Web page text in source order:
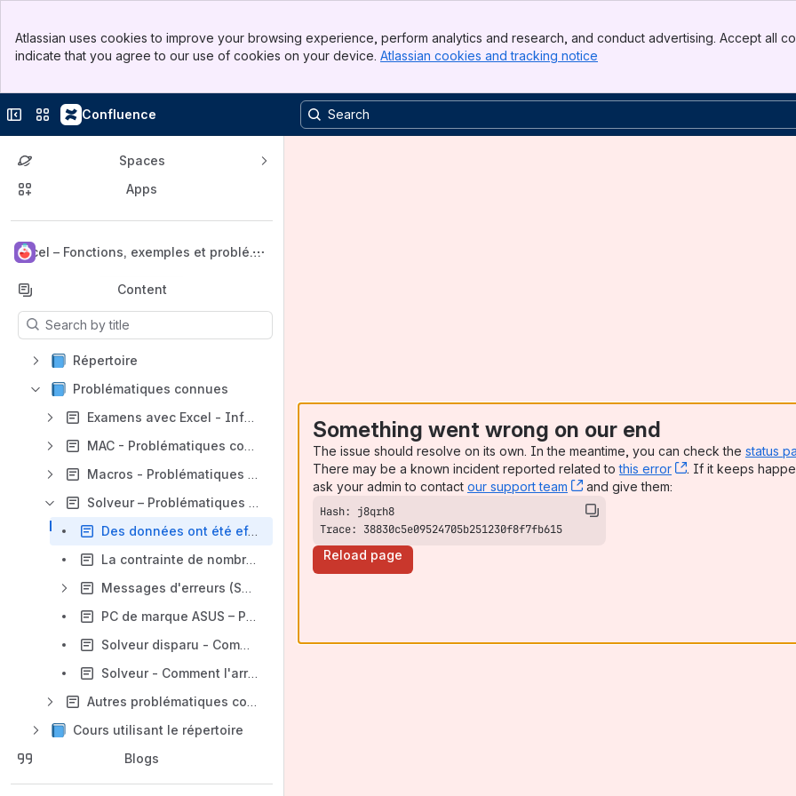
Top Bar
Sidebar
Atlassian uses cookies to improve your browsing experience, perform analytics and research, and conduct advertising. Accept all
indicate that you agree to our use of cookies on your device. Atlassian cookies and tracking notice
Collapse sidebar
Switch sites or apps
Confluence
Spaces
Apps
Excel – Fonctions, exemples et problém
Back to top
Content
Results will update as you type.
Répertoire
Problématiques connues
Examens avec Excel - Informations pratiques
MAC - Problématiques connues
Macros - Problématiques connues
Solveur – Problématiques connues
Des données ont été effacées après l'utilisation du Solveur
La contrainte de nombres entiers ne semblent pas avoir été prise en compte (Solveur)
Messages d'erreurs (Solveur)
PC de marque ASUS – Problème à l’installation du solveur
Solveur disparu - Comment le réinstaller ?
Solveur - Comment l'arrêter si le temps de résolution est trop long ?
Autres problématiques connues
Cours utilisant le répertoire
Blogs
Something went wrong on our end
The issue should resolve on its own. In the meantime, you can check the status
There may be a known incident reported related tothis error , (opens new
. If it keeps
ask your admin to contact our support team , (opens new window)
and give them:
Trace: 38830c5e09524705b251230f8f7fb615
Reload page